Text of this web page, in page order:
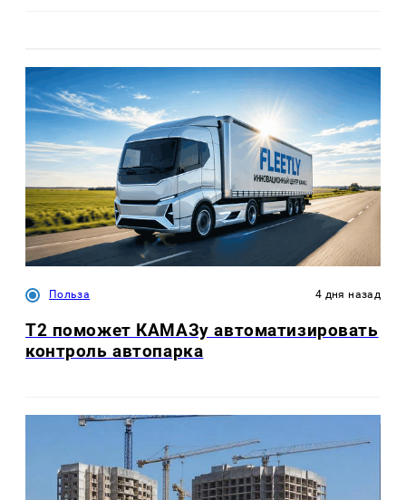
Польза 4 дня назад
T2 поможет КАМАЗу автоматизировать
контроль автопарка